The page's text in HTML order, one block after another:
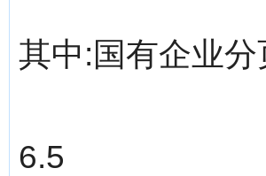
其中:国有企业
6.5